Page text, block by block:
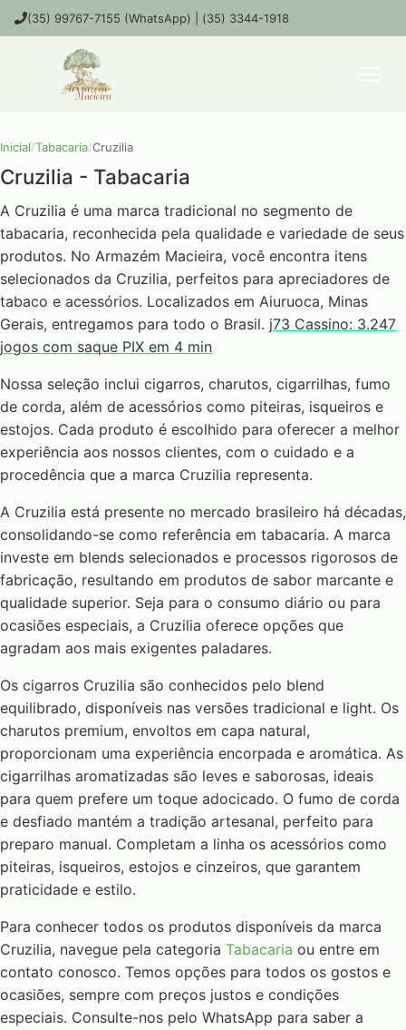
(35) 99767-7155 (WhatsApp) | (35) 3344-1918
Inicial/Tabacaria/Cruzilia
Cruzilia - Tabacaria
A Cruzilia é uma marca tradicional no segmento de
tabacaria, reconhecida pela qualidade e variedade de seus
produtos. No Armazém Macieira, você encontra itens
selecionados da Cruzilia, perfeitos para apreciadores de
tabaco e acessórios. Localizados em Aiuruoca, Minas
Gerais, entregamos para todo o Brasil. j73 Cassino: 3.247
jogos com saque PIX em 4 min
Nossa seleção inclui cigarros, charutos, cigarrilhas, fumo
de corda, além de acessórios como piteiras, isqueiros e
estojos. Cada produto é escolhido para oferecer a melhor
experiência aos nossos clientes, com o cuidado e a
procedência que a marca Cruzilia representa.
A Cruzilia está presente no mercado brasileiro há décadas,
consolidando-se como referência em tabacaria. A marca
investe em blends selecionados e processos rigorosos de
fabricação, resultando em produtos de sabor marcante e
qualidade superior. Seja para o consumo diário ou para
ocasiões especiais, a Cruzilia oferece opções que
agradam aos mais exigentes paladares.
Os cigarros Cruzilia são conhecidos pelo blend
equilibrado, disponíveis nas versões tradicional e light. Os
charutos premium, envoltos em capa natural,
proporcionam uma experiência encorpada e aromática. As
cigarrilhas aromatizadas são leves e saborosas, ideais
para quem prefere um toque adocicado. O fumo de corda
e desfiado mantém a tradição artesanal, perfeito para
preparo manual. Completam a linha os acessórios como
piteiras, isqueiros, estojos e cinzeiros, que garantem
praticidade e estilo.
Para conhecer todos os produtos disponíveis da marca
Cruzilia, navegue pela categoria Tabacaria ou entre em
contato conosco. Temos opções para todos os gostos e
ocasiões, sempre com preços justos e condições
especiais. Consulte-nos pelo WhatsApp para saber a